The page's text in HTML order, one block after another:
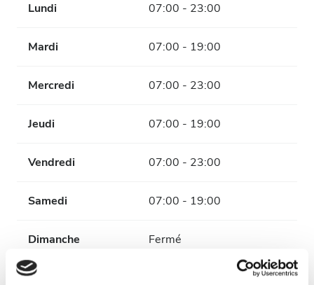
Lundi 07:00 - 23:00
Mardi 07:00 - 19:00
Mercredi 07:00 - 23:00
Jeudi 07:00 - 19:00
Vendredi 07:00 - 23:00
Samedi 07:00 - 19:00
Dimanche Fermé